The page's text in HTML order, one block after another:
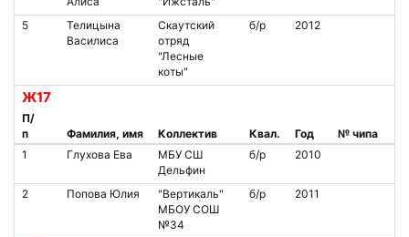
5
Телицына
Василиса
Скаутский
отряд
"Лесные
коты"
б/р 2012
Ж17
П/
п
Фамилия, имя Коллектив Квал. Год
№ чипа
1
Глухова Ева
МБУ СШ
Дельфин
б/р 2010
2 Попова Юлия
"Вертикаль"
МБОУ СОШ
№34
б/р 2011